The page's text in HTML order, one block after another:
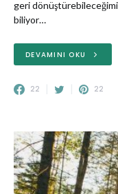
geri
biliyor…
DEVAMINI OKU
22 22